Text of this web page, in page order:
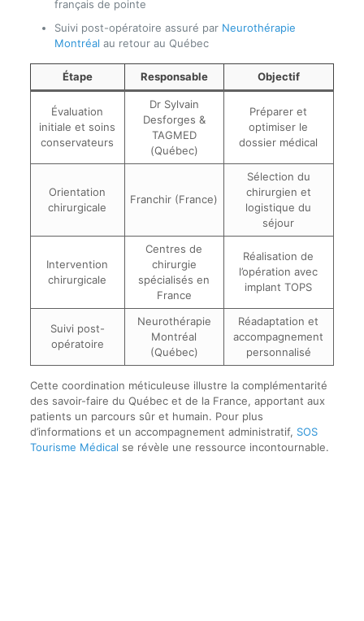
français de pointe
Suivi post-opératoire assuré par Neurothérapie
Montréal au retour au Québec
Étape Responsable Objectif
Évaluation
initiale et soins
conservateurs
Dr Sylvain
Desforges &
TAGMED
(Québec)
Préparer et
optimiser le
dossier médical
Orientation
chirurgicale
Franchir (France)
Sélection du
chirurgien et
logistique du
séjour
Intervention
chirurgicale
Centres de
chirurgie
spécialisés en
France
Réalisation de
l’opération avec
implant TOPS
Suivi post-
opératoire
Neurothérapie
Montréal
(Québec)
Réadaptation et
accompagnement
personnalisé
Cette coordination méticuleuse illustre la complémentarité
des savoir-faire du Québec et de la France, apportant aux
patients un parcours sûr et humain. Pour plus
d’informations et un accompagnement administratif, SOS
Tourisme Médical se révèle une ressource incontournable.